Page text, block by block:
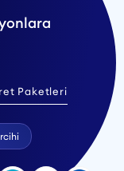
Paketleri